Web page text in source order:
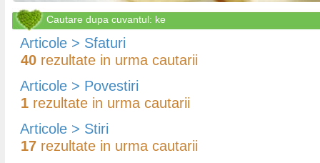
Cautare dupa cuvantul: ke
Articole > Sfaturi
40 rezultate in urma cautarii
Articole > Povestiri
1 rezultate in urma cautarii
Articole > Stiri
17 rezultate in urma cautarii